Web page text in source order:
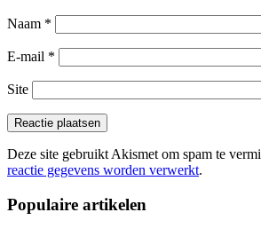
Naam *
E-mail *
Site
Deze site gebruikt Akismet om spam te
reactie gegevens worden verwerkt.
Populaire artikelen